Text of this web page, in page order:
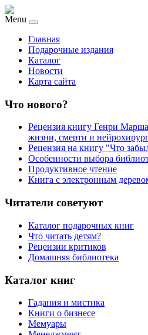
Menu
Главная
Подарочные издания
Каталог
Новости
Карта сайта
Что нового?
Рецензия книгу Генри
жизни, смерти и
Рецензия на книгу "Что
Особенности выбора
Продуктивное чтение
Книга с электронным
Читатели советуют
Каталог подарочных книг
Что читать детям?
Рецензии критиков
Домашняя библиотека
Каталог книг
Гадания и мистика
Книги о бизнесе
Мемуары